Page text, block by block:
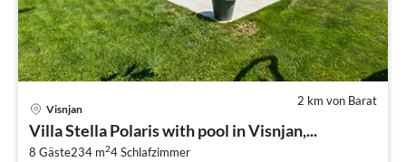
2 km von Barat
Visnjan
Villa Stella Polaris with pool in Visnjan,...
8 Gäste234 m24Schlafzimmer